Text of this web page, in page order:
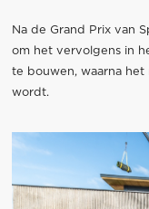
Na de Grand Prix van
om het vervolgens in
te bouwen, waarna het
wordt.